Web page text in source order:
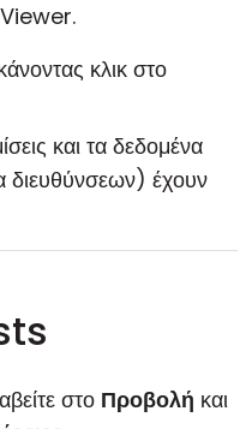
Viewer.
κλικ στο
και τα δεδομένα
διευθύνσεων) έχουν
στο Προβολή και